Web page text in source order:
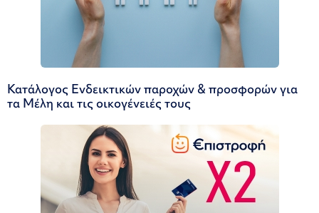
Κατάλογος Ενδεικτικών παροχών & προσφορών για
τα Μέλη και τις οικογένειές τους